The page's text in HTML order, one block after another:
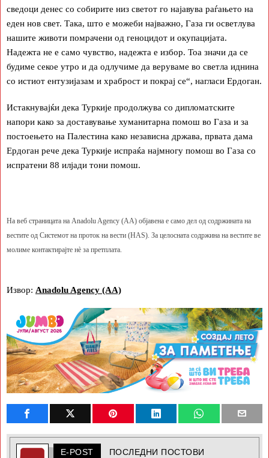
сведоци денес со собирите низ светот го најавува раѓањето на
еден нов свет. Така, што е можеби најважно, Газа ги осветлува
нашите животи помрачени од геноцидот и окупацијата.
Надежта не е само чувство, надежта е избор. Тоа значи да се
будиме секое утро и да одлучиме да веруваме во светла иднина
со истиот ентузијазам и храброст и покрај се“, нагласи Ердоган.
Истакнувајќи дека Туркије продолжува со дипломатските
напори како за доставување хуманитарна помош во Газа и за
постоењето на Палестина како независна држава, првата дама
Ердоган рече дека Туркије испраќа најмногу помош во Газа со
испратени 88 илјади тони помош.
На веб страницата на Anadolu Agency (AA) објавена е само дел од содржината на
вестите од Системот на проток на вести (HAS). За целосната содржина на вестите ве
молиме контактирајте нè за претплата.
Извор: Anadolu Agency (AA)
E-POST ПОСЛЕДНИ ПОСТОВИ